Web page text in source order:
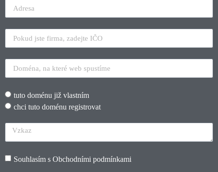
tuto doménu již vlastním
chci tuto doménu registrovat
Souhlasím s Obchodními podmínkami